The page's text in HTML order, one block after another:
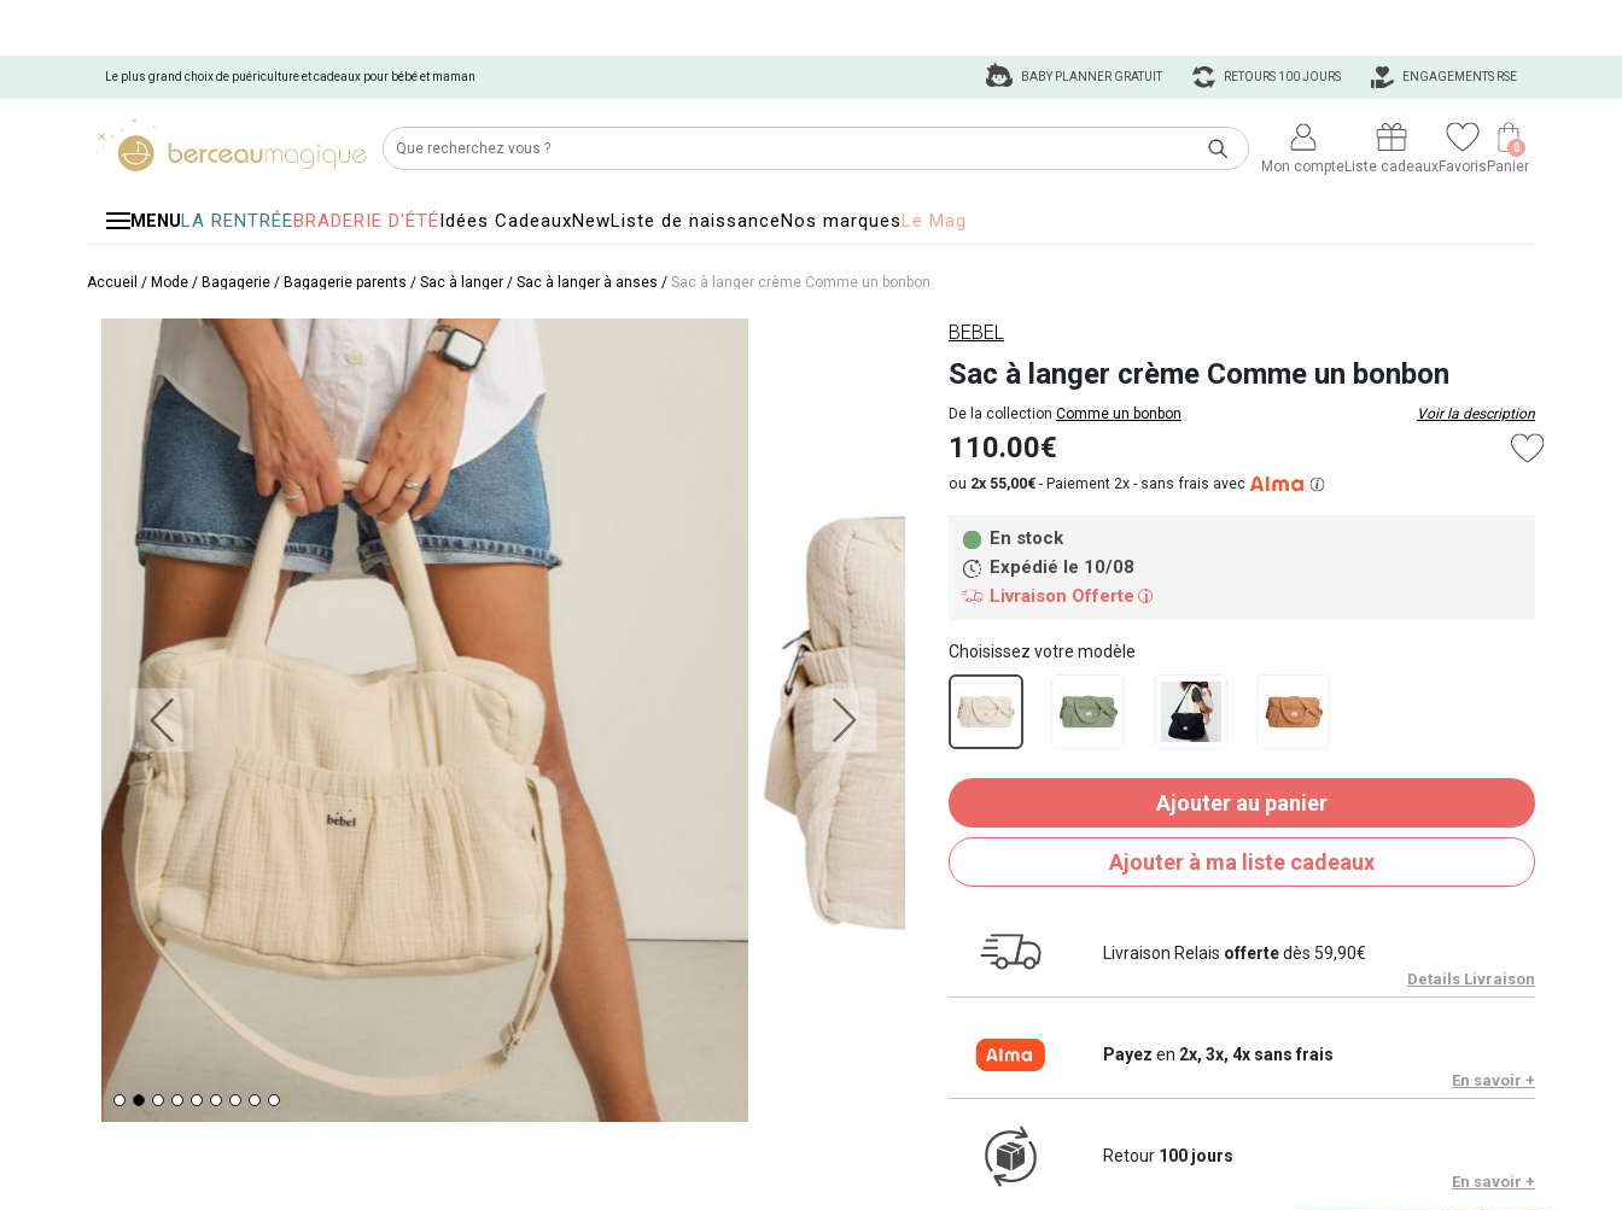
Le plus grand choix de puériculture et cadeaux pour bébé et maman ENGAGEMENTS RSE
RETOURS 100 JOURS
BABY PLANNER GRATUIT
Mon compteListe cadeauxFavoris Panier
0
MENULA RENTRÉEBRADERIE D'ÉTÉIdées CadeauxNewListe de naissanceNos marquesLe Mag
Accueil / Mode / Bagagerie / Bagagerie parents / Sac à langer / Sac à langer à anses / Sac à langer crème Comme un bonbon
BEBEL
Sac à langer crème Comme un bonbon
De la collection Comme un bonbon Voir la description
110.00€
ou 2x 55,00€ - Paiement 2x -sans frais avec
En stock
Expédié le 10/08
Livraison Offerte
i
Choisissez votre modèle
Ajouter au panier
Ajouter à ma liste cadeaux
Livraison Relais offertedès 59,90€
Details Livraison
Payez en 2x, 3x, 4x sans frais
En savoir +
Retour 100 jours
En savoir +